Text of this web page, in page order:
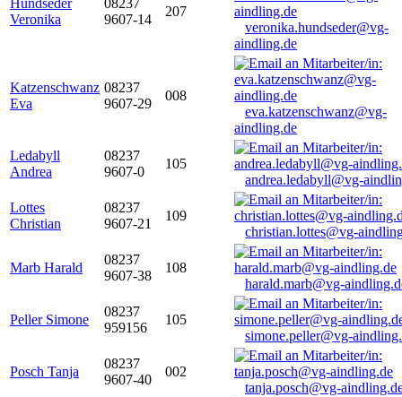
Hundseder
Veronika
08237
9607-14
207
veronika.hundseder@vg-
aindling.de
Katzenschwanz
Eva
08237
9607-29
008
eva.katzenschwanz@vg-
aindling.de
Ledabyll
Andrea
08237
9607-0
105
andrea.ledabyll@vg-
Lottes
Christian
08237
9607-21
109
christian.lottes@vg-
Marb Harald
08237
9607-38
108
harald.marb@vg-
Peller Simone
08237
959156
105
simone.peller@vg-
Posch Tanja
08237
9607-40
002
tanja.posch@vg-